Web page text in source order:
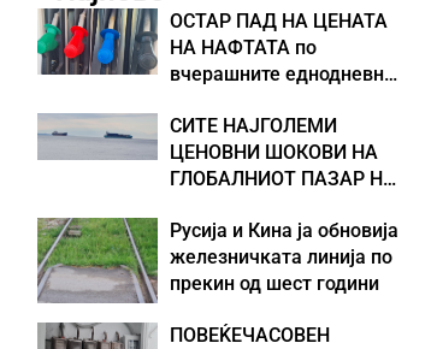
ОСТАР ПАД НА ЦЕНАТА
НА НАФТАТА по
вчерашните еднодневни
СИТЕ НАЈГОЛЕМИ
ЦЕНОВНИ ШОКОВИ НА
ГЛОБАЛНИОТ ПАЗАР НА
воените конфликти во
Персискиот Залив
Русија и Кина ја обновија
железничката линија по
прекин од шест години
ПОВЕЌЕЧАСОВЕН